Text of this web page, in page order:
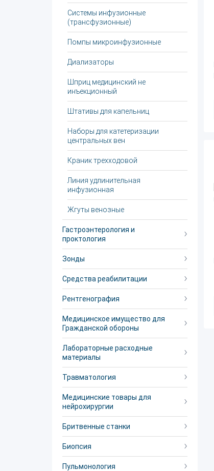
Системы инфузионные
(трансфузионные)
Помпы микроинфузионные
Диализаторы
Шприц медицинский не
инъекционный
Штативы для капельниц
Наборы для катетеризации
центральных вен
Краник трехходовой
Линия удлинительная
инфузионная
Жгуты венозные
Гастроэнтерология и
проктология
Зонды
Средства реабилитации
Рентгенография
Медицинское имущество для
Гражданской обороны
Лабораторные расходные
материалы
Травматология
Медицинские товары для
нейрохирургии
Бритвенные станки
Биопсия
Пульмонология